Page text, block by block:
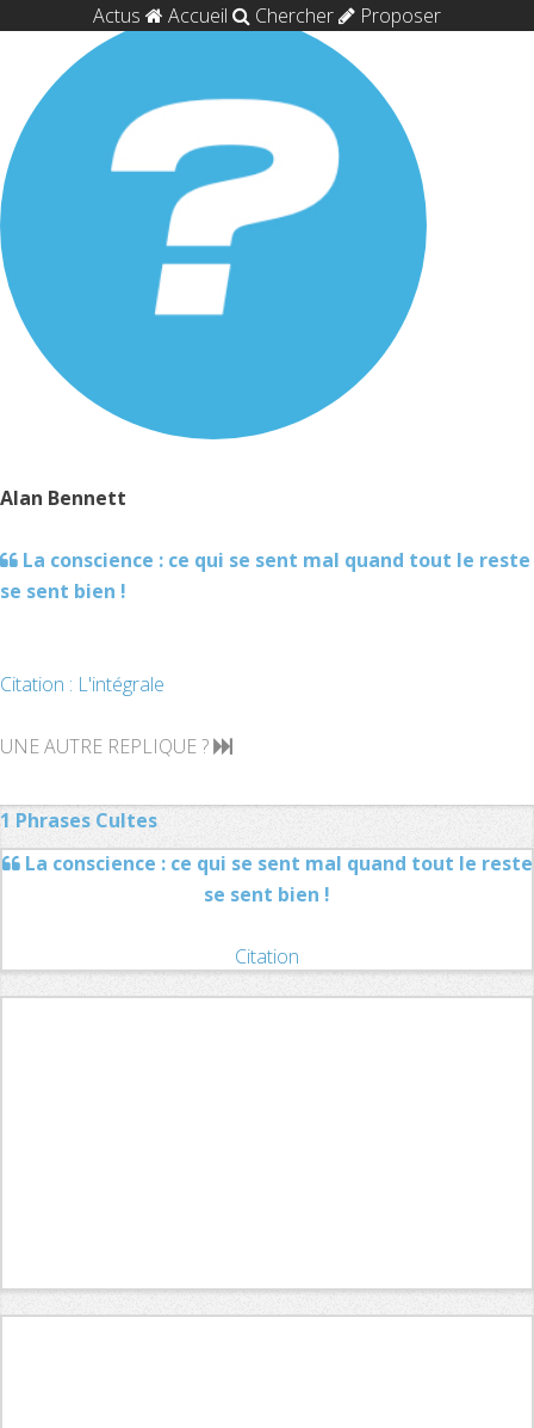
Actus Accueil Chercher Proposer
Alan Bennett
La conscience : ce qui se sent mal quand tout le reste
se sent bien !
Citation : L'intégrale
UNE AUTRE REPLIQUE ?
1 Phrases Cultes
La conscience : ce qui se sent mal quand tout le reste
se sent bien !
Citation